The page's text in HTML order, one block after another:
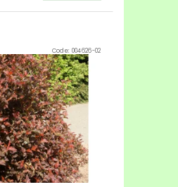
Code: 004626-02